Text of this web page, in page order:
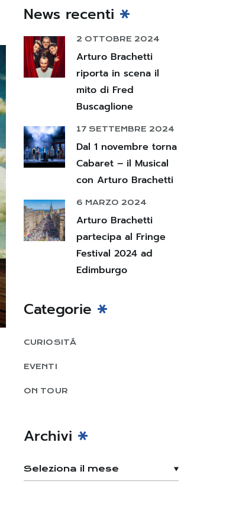
News recenti
2 OTTOBRE 2024
Arturo Brachetti
riporta in scena il
mito di Fred
Buscaglione
17 SETTEMBRE 2024
Dal 1 novembre torna
Cabaret – il Musical
con Arturo Brachetti
6 MARZO 2024
Arturo Brachetti
partecipa al Fringe
Festival 2024 ad
Edimburgo
Categorie
CURIOSITÁ
EVENTI
ON TOUR
Archivi